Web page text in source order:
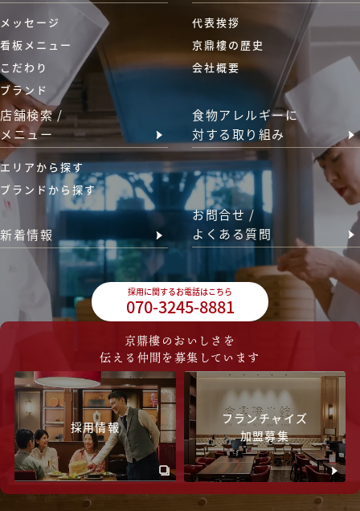
メッセージ
看板メニュー
こだわり
ブランド
店舗検索 /
メニュー
エリアから探す
ブランドから探す
新着情報
代表挨拶
京鼎樓の歴史
会社概要
食物アレルギーに
対する取り組み
お問合せ /
よくある質問
採用に関するお電話はこちら
070-3245-8881
京鼎樓のおいしさを
伝える仲間を募集しています
採用情報
フランチャイズ
加盟募集